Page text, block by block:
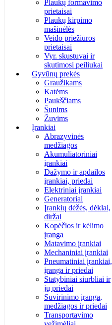
Plaukų formavimo
prietaisai
Plaukų kirpimo
mašinėlės
Veido priežiūros
prietaisai
Vyr. skustuvai ir
skutimosi peiliukai
Gyvūnų prekės
Graužikams
Katėms
Paukščiams
Šunims
Žuvims
Įrankiai
Abrazyvinės
medžiagos
Akumuliatoriniai
įrankiai
Dažymo ir apdailos
įrankiai, priedai
Elektriniai įrankiai
Generatoriai
Įrankių dėžės, dėklai,
diržai
Kopėčios ir kėlimo
įranga
Matavimo įrankiai
Mechaniniai įrankiai
Pneumatiniai įrankiai,
įranga ir priedai
Statybiniai siurbliai ir
jų priedai
Suvirinimo įranga,
medžiagos ir priedai
Transportavimo